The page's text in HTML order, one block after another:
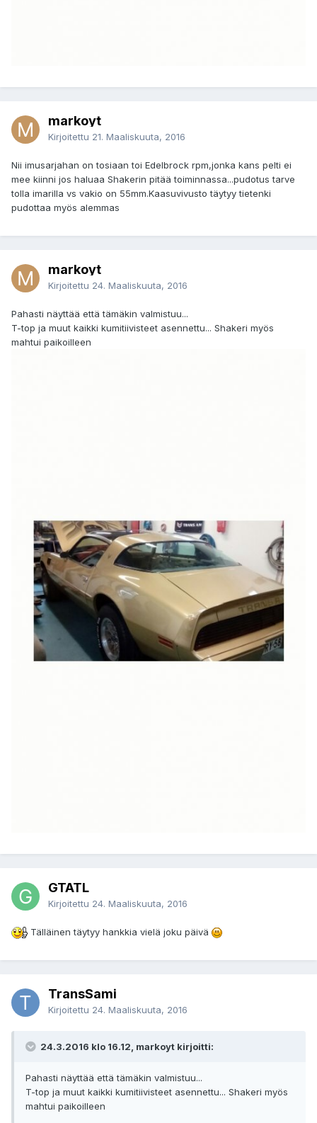
markoyt
Kirjoitettu 21. Maaliskuuta, 2016
Nii imusarjahan on tosiaan toi Edelbrock rpm,jonka kans pelti ei
mee kiinni jos haluaa Shakerin pitää toiminnassa...pudotus tarve
tolla imarilla vs vakio on 55mm.Kaasuvivusto täytyy tietenki
pudottaa myös alemmas
markoyt
Kirjoitettu 24. Maaliskuuta, 2016
Pahasti näyttää että tämäkin valmistuu...
T-top ja muut kaikki kumitiivisteet asennettu... Shakeri myös
mahtui paikoilleen
GTATL
Kirjoitettu 24. Maaliskuuta, 2016
Tälläinen täytyy hankkia vielä joku päivä
TransSami
Kirjoitettu 24. Maaliskuuta, 2016
24.3.2016 klo 16.12, markoyt kirjoitti:
Pahasti näyttää että tämäkin valmistuu...
T-top ja muut kaikki kumitiivisteet asennettu... Shakeri myös
mahtui paikoilleen